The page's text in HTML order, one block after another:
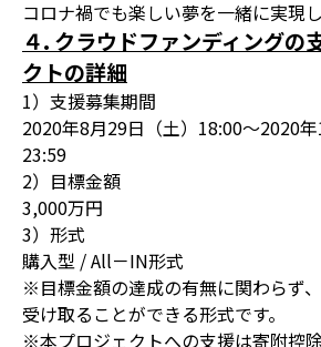
コロナ禍でも楽しい夢を一緒に実現
４. クラウドファンディングの
クトの詳細
1）支援募集期間
2020年8月29日（土）18:00～2020年
23:59
2）目標金額
3,000万円
3）形式
購入型 / All－IN形式
※目標金額の達成の有無に関わらず
受け取ることができる形式です。
※本プロジェクトへの支援は寄附控